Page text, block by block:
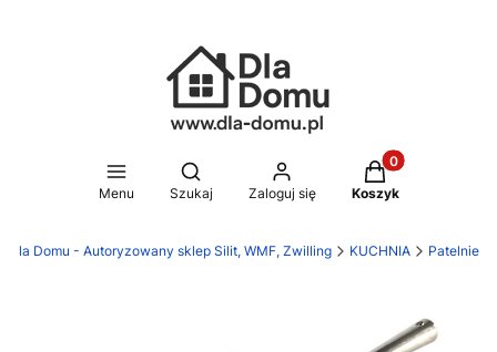
Menu
Otwórz wyszukiwarkę
Szukaj Zaloguj się
Produkty w
Koszyk
Dla Domu - Autoryzowany sklep Silit, WMF, Zwilling KUCHNIA Patelnie